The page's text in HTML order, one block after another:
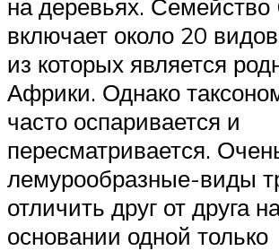
на деревьях. Семейство
включает около 20
из которых является
Африки. Однако
часто оспаривается и
пересматривается.
лемурообразные-виды
отличить друг от друга
основании одной только